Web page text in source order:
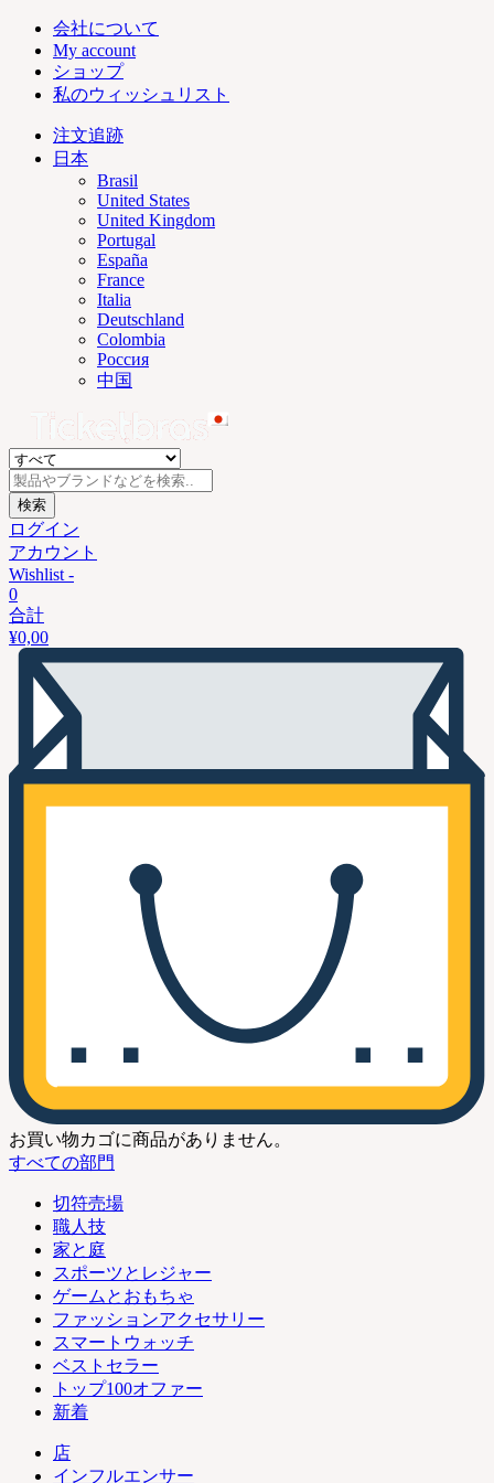
会社について
My account
ショップ
私のウィッシュリスト
注文追跡
日本
Brasil
United States
United Kingdom
Portugal
España
France
Italia
Deutschland
Colombia
Россия
中国
検索
ログイン
アカウント
Wishlist -
0
合計
¥0,00
お買い物カゴに商品がありません。
すべての部門
切符売場
職人技
家と庭
スポーツとレジャー
ゲームとおもちゃ
ファッションアクセサリー
スマートウォッチ
ベストセラー
トップ100オファー
新着
店
インフルエンサー